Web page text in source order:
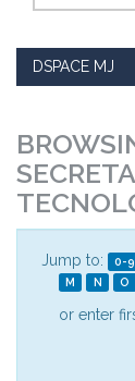
DSPACE MJ
Jump to: 0-9
M
N O
or enter